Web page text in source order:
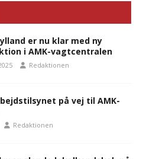
er nu klar med ny
i AMK-vagtcentralen
Redaktionen
på vej til AMK-
Redaktionen